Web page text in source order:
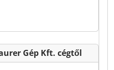
Gép Kft. cégtől